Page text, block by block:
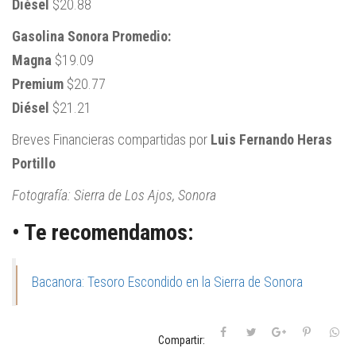
Diésel $20.88
Gasolina Sonora Promedio:
Magna $19.09
Premium $20.77
Diésel $21.21
Breves Financieras compartidas por Luis Fernando Heras
Portillo
Fotografía: Sierra de Los Ajos, Sonora
• Te recomendamos:
Bacanora: Tesoro Escondido en la Sierra de Sonora
Compartir: